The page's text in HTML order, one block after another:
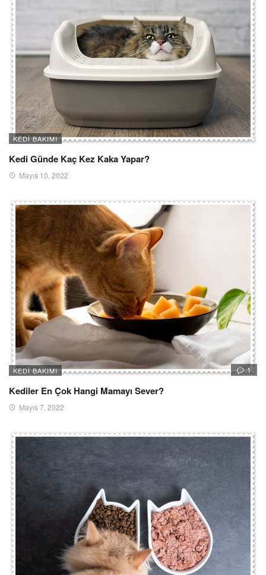
KEDI BAKIMI
Kedi Günde Kaç Kez Kaka Yapar?
Mayıs 10, 2022
KEDI BAKIMI 1
Kediler En Çok Hangi Mamayı Sever?
Mayıs 7, 2022